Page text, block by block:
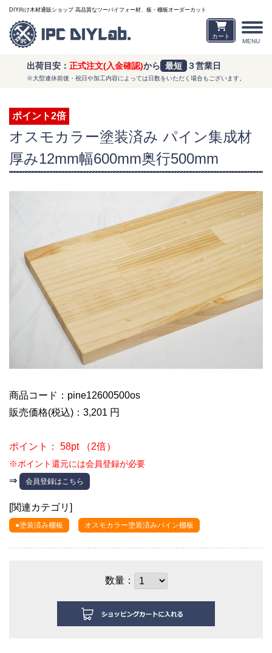
MENU
DIY向け木材通販ショップ 高品質なツーバイフォー材、板・棚板オーダーカット
カート
出荷目安： 正式注文(入金確認)から 最短 ３営業日
※大型連休前後・祝日や加工内容によっては日数をいただく場合もございます。
ポイント2倍
オスモカラー塗装済み パイン集成材
厚み12mm幅600mm奥行500mm
商品コード：pine12600500os
販売価格(税込)：3,201 円
ポイント： 58pt （2倍）
※ポイント還元には会員登録が必要
⇒ 会員登録はこちら
[関連カテゴリ]
●塗装済み棚板 オスモカラー塗装済みパイン棚板
数量：